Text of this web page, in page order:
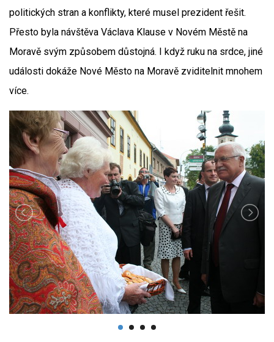
politických stran a konflikty, které musel prezident řešit.
Přesto byla návštěva Václava Klause v Novém Městě na
Moravě svým způsobem důstojná. I když ruku na srdce, jiné
události dokáže Nové Město na Moravě zviditelnit mnohem
více.